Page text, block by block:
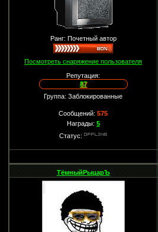
Ранг: Почетный автор
Посмотреть снаряжение пользователя
Репутация:
87
Группа: Заблокированные
Сообщений:575
Награды: 5
Статус:
ТёмныйРыцарЪ